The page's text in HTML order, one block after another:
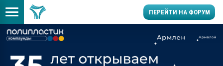
ПЕРЕЙТИ НА ФОРУМ
первый план в